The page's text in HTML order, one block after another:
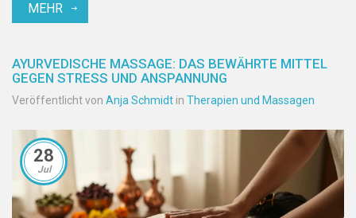
MEHR
AYURVEDISCHE MASSAGE: DAS BEWÄHRTE MITTEL
GEGEN STRESS UND ANSPANNUNG
Veröffentlicht von Anja Schmidt in Therapien und Massagen
28
Jul